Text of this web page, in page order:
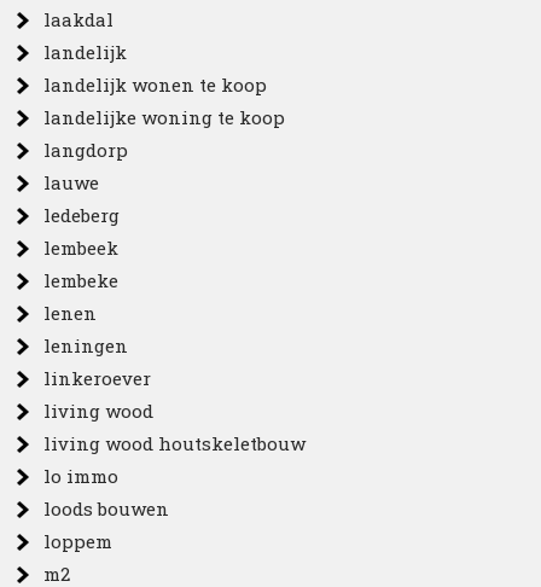
laakdal
landelijk
landelijk wonen te koop
landelijke woning te koop
langdorp
lauwe
ledeberg
lembeek
lembeke
lenen
leningen
linkeroever
living wood
living wood houtskeletbouw
lo immo
loods bouwen
loppem
m2